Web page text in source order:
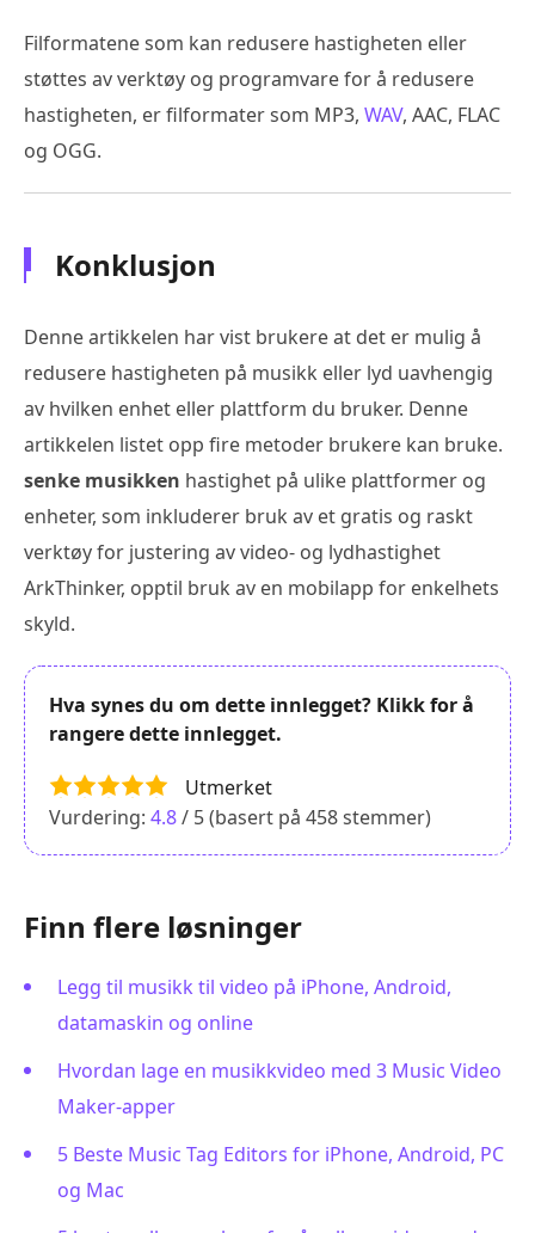
Filformatene som kan redusere hastigheten eller
støttes av verktøy og programvare for å redusere
hastigheten, er filformater som MP3, WAV, AAC, FLAC
og OGG.
Konklusjon
Denne artikkelen har vist brukere at det er mulig å
redusere hastigheten på musikk eller lyd uavhengig
av hvilken enhet eller plattform du bruker. Denne
artikkelen listet opp fire metoder brukere kan bruke.
senke musikken hastighet på ulike plattformer og
enheter, som inkluderer bruk av et gratis og raskt
verktøy for justering av video- og lydhastighet
ArkThinker, opptil bruk av en mobilapp for enkelhets
skyld.
Hva synes du om dette innlegget? Klikk for å
rangere dette innlegget.
Utmerket
Vurdering: 4.8/ 5 (basert på 458stemmer)
Finn flere løsninger
Legg til musikk til video på iPhone, Android,
datamaskin og online
Hvordan lage en musikkvideo med 3 Music Video
Maker-apper
5 Beste Music Tag Editors for iPhone, Android, PC
og Mac